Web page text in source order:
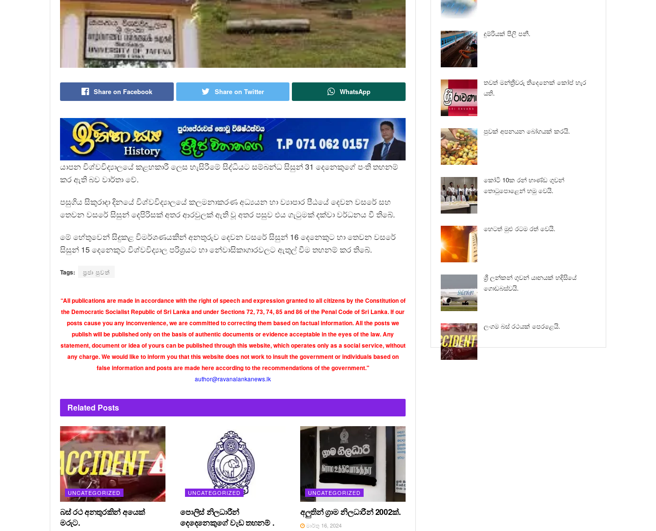
Share on Facebook Share on Twitter WhatsApp
යාපන විශ්වවිද්‍යාලයේ කළහකාරී ලෙස හැසිරීමේ සිද්ධියට සම්බන්ධ සිසුන් 31 දෙනෙකුගේ පංති තහනම්
කර ඇති බව වාර්තා වේ.
පසුගිය සිකුරාදා දිනයේ විශ්වවිද්‍යාලයේ කලමනාකරණ අධ්‍යයන හා ව්‍යාපාර පීඨයේ දෙවන වසරේ සහ
තෙවන වසරේ සිසුන් දෙපිරිසක් අතර ආරවුලක් ඇති වූ අතර පසුව එය ගැටුමක් දක්වා වර්ධනය වී තිබේ.
මේ හේතුවෙන් සිදුකළ විමර්ශණයකින් අනතුරුව දෙවන වසරේ සිසුන් 16 දෙනෙකුට හා තෙවන වසරේ
සිසුන් 15 දෙනෙකුට විශ්වවිද්‍යාල පරිශ්‍රයට හා නේවාසිකාගාරවලට ඇතුල් වීම තහනම් කර තිබේ.
Tags: ප්‍රජා පුවත්
“All publications are made in accordance with the right of speech and expression granted to all citizens by the Constitution of
the Democratic Socialist Republic of Sri Lanka and under Sections 72, 73, 74, 85 and 86 of the Penal Code of Sri Lanka. If our
posts cause you any inconvenience, we are committed to correcting them based on factual information. All the posts we
publish will be published only on the basis of authentic documents or evidence acceptable in the eyes of the law. Any
statement, document or idea of yours can be published through this website, which operates only as a social service, without
any charge. We would like to inform you that this website does not work to insult the government or individuals based on
false information and posts are made here according to the recommendations of the government."
author@ravanalankanews.lk
Related Posts
UNCATEGORIZED
බස් රථ අනතුරකින් අයෙක්
මරුට.
UNCATEGORIZED
පොලිස් නිලධාරීන්
දෙදෙනෙකුගේ වැඩ තහනම් .
UNCATEGORIZED
අලුතින් ග්‍රාම නිලධාරීන් 2002ක්.
මාර්තු 16, 2024
දුම්රියක් පීලි පනී.
තවත් මන්ත්‍රීවරු තිදෙනෙක් කෝප් හැර
යති.
පුවක් අපනයන බෝගයක් කරයි.
කෝටි 10ක රන් භාණ්ඩ ගුවන්
තොටුපොළෙන් හමු වෙයි.
හෙටත් මුළු රටම රත් වෙයි.
ශ්‍රී ලන්කන් ගුවන් යානයක් හදිසියේ
ගොඩබස්වයි.
ලංගම බස් රථයක් පෙරළෙයි.